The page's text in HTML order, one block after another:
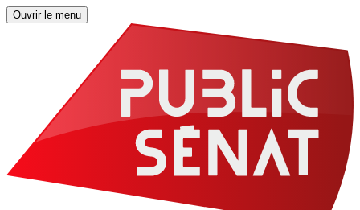
Ouvrir le menu